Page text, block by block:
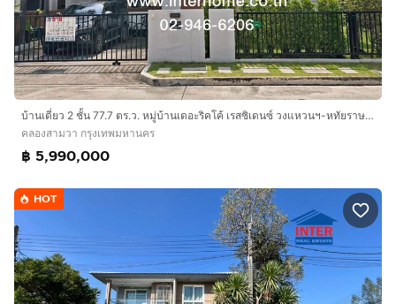
บ้านเดี่ยว 2 ชั้น 77.7 ตร.ว. หมู่บ้านเดอะริคโค้ เรสซิเดนซ์ วงแหวนฯ-หทัยราษฎร์ ใกล้ทางด่วนฉลองรัช ถนนรามอินทรา ถนนหทัยราษฎร์ เขตคลองสามวา
คลองสามวา กรุงเทพมหานคร
฿ 5,990,000
HOT